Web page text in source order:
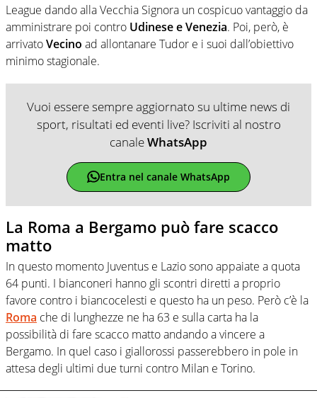
League dando alla Vecchia Signora un cospicuo vantaggio da
amministrare poi contro Udinese e Venezia. Poi, però, è
arrivatoVecino ad allontanare Tudor e i suoi dall’obiettivo
minimo stagionale.
Vuoi essere sempre aggiornato su ultime news di
sport, risultati ed eventi live? Iscriviti al nostro
canaleWhatsApp
Entra nel canale WhatsApp
La Roma a Bergamo può fare scacco
matto
In questo momento Juventus e Lazio sono appaiate a quota
64 punti. I bianconeri hanno gli scontri diretti a proprio
favore contro i biancocelesti e questo ha un peso. Però c’è la
Roma che di lunghezze ne ha 63 e sulla carta ha la
possibilità di fare scacco matto andando a vincere a
Bergamo. In quel caso i giallorossi passerebbero in pole in
attesa degli ultimi due turni contro Milan e Torino.